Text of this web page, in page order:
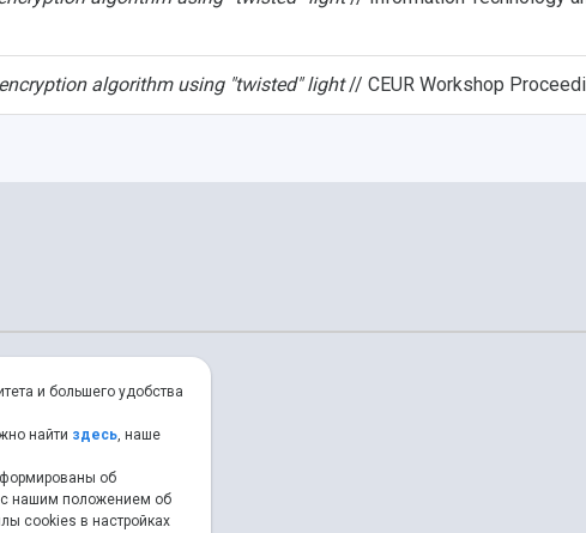
algorithm using "twisted" light// CEUR Workshop
и большего удобства
найти здесь, наше
об
с нашим положением об
cookies в настройках